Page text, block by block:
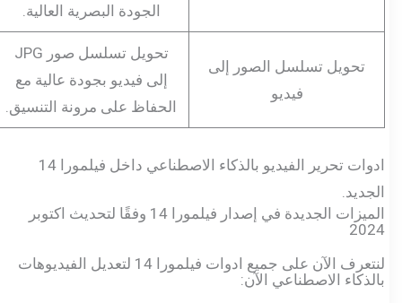
الجودة البصرية العالية.
تحويل تسلسل الصور إلى
فيديو
تحويل تسلسل صور JPG
إلى فيديو بجودة عالية مع
الحفاظ على مرونة التنسيق.
ادوات تحرير الفيديو بالذكاء الاصطناعي داخل فيلمورا 14
الجديد.
الميزات الجديدة في إصدار فيلمورا 14 وفقًا لتحديث اكتوبر
2024
لنتعرف الآن على جميع ادوات فيلمورا 14 لتعديل الفيديوهات
بالذكاء الاصطناعي الآن: